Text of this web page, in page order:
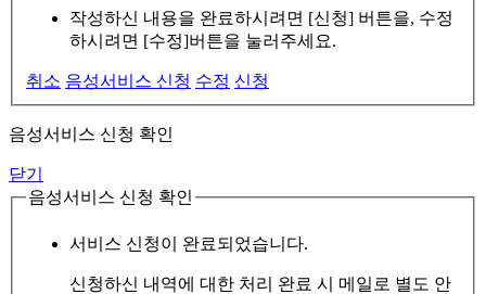
작성하신 내용을 완료하시려면 [신청] 버튼을, 수정
하시려면 [수정]버튼을 눌러주세요.
취소 음성서비스 신청 수정 신청
음성서비스 신청 확인
닫기
음성서비스 신청 확인
서비스 신청이 완료되었습니다.
신청하신 내역에 대한 처리 완료 시 메일로 별도 안